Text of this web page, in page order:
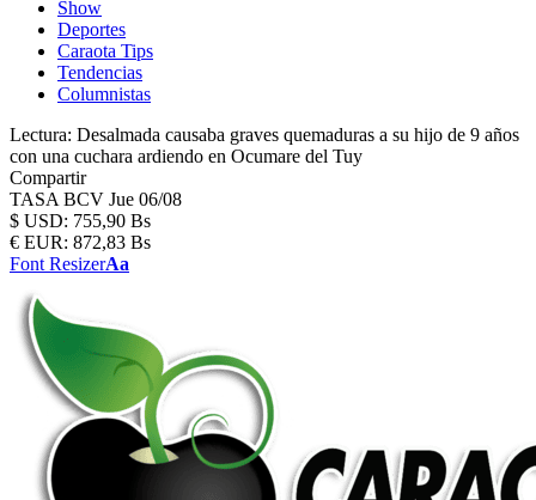
Show
Deportes
Caraota Tips
Tendencias
Columnistas
Lectura: Desalmada causaba graves quemaduras a su hijo de 9 años
con una cuchara ardiendo en Ocumare del Tuy
Compartir
TASA BCV Jue 06/08
$ USD: 755,90 Bs
€ EUR: 872,83 Bs
Font ResizerAa